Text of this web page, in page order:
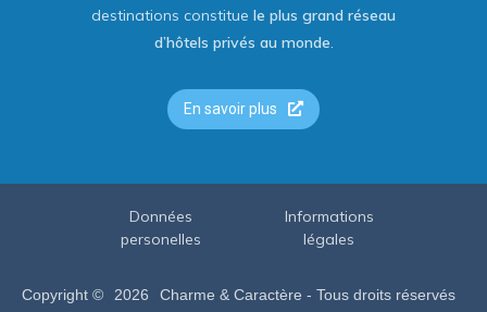
destinations constitue le plus grand réseau
d’hôtels privés au monde.
En savoir plus
Copyright © 2026 Charme & Caractère - Tous droits réservés
Données
personelles
Informations
légales